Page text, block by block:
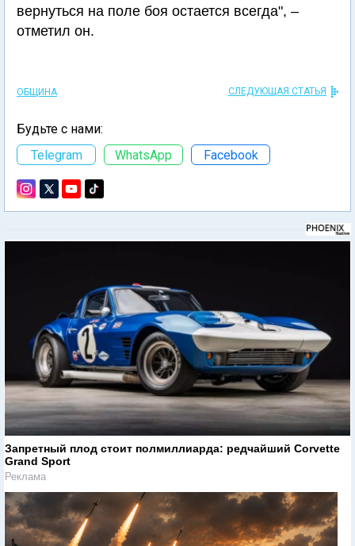
вернуться на поле боя остается всегда", –
отметил он.
ОБЩИНА СЛЕДУЮЩАЯ СТАТЬЯ
Будьте с нами:
Telegram
WhatsApp Facebook
Запретный плод стоит полмиллиарда: редчайший Corvette
Grand Sport
Реклама